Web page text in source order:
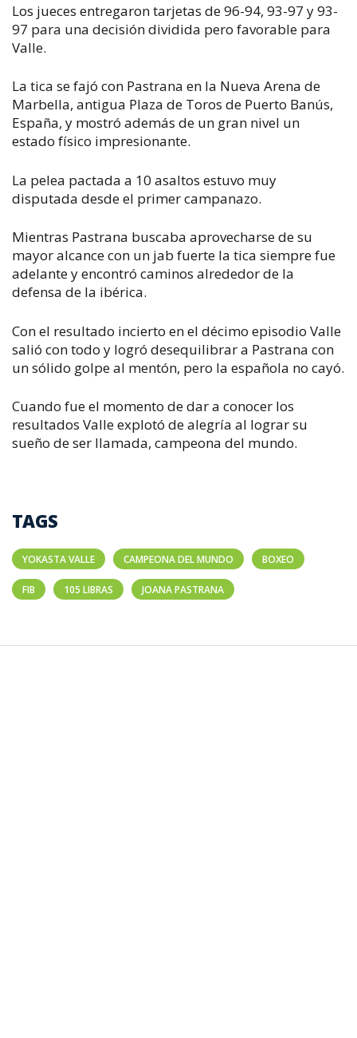
Los jueces entregaron tarjetas de 96-94, 93-97 y 93-
97 para una decisión dividida pero favorable para
Valle.
La tica se fajó con Pastrana en la Nueva Arena de
Marbella, antigua Plaza de Toros de Puerto Banús,
España, y mostró además de un gran nivel un
estado físico impresionante.
La pelea pactada a 10 asaltos estuvo muy
disputada desde el primer campanazo.
Mientras Pastrana buscaba aprovecharse de su
mayor alcance con un jab fuerte la tica siempre fue
adelante y encontró caminos alrededor de la
defensa de la ibérica.
Con el resultado incierto en el décimo episodio Valle
salió con todo y logró desequilibrar a Pastrana con
un sólido golpe al mentón, pero la española no cayó.
Cuando fue el momento de dar a conocer los
resultados Valle explotó de alegría al lograr su
sueño de ser llamada, campeona del mundo.
TAGS
YOKASTA VALLE CAMPEONA DEL MUNDO BOXEO
FIB 105 LIBRAS JOANA PASTRANA